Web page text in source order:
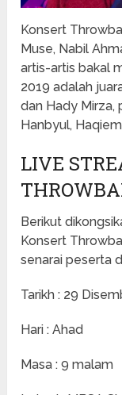
Konsert
Muse, Nabil
artis-artis bakal
2019 adalah
dan Hady Mirza,
Hanbyul,
LIVE
Berikut
Konsert
senarai peserta
Tarikh : 29
Hari : Ahad
Masa : 9 malam